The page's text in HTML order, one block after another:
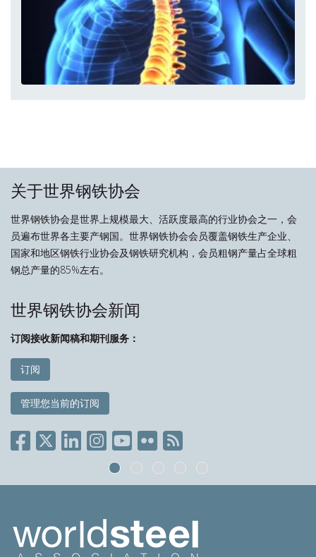
关于世界钢铁协会
世界钢铁协会是世界上规模最大、活跃度最高的行业协会之一，会
员遍布世界各主要产钢国。世界钢铁协会会员覆盖钢铁生产企业、
国家和地区钢铁行业协会及钢铁研究机构，会员粗钢产量占全球粗
钢总产量的85%左右。
世界钢铁协会新闻
订阅接收新闻稿和期刊服务：
订阅
管理您当前的订阅